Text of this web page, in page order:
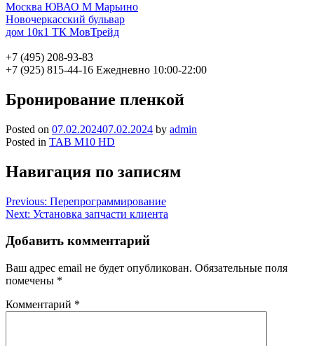
Москва ЮВАО М Марьино
Новочеркасский бульвар
дом 10к1 ТК МовТрейд
+7 (495) 208-93-83
+7 (925) 815-44-16 Ежедневно 10:00-22:00
Бронирование пленкой
Posted on 07.02.202407.02.2024 by admin
Posted in TAB M10 HD
Навигация по записям
Previous: Перепрограммирование
Next: Установка запчасти клиента
Добавить комментарий
Ваш адрес email не будет опубликован. Обязательные поля
помечены *
Комментарий *